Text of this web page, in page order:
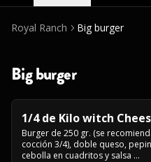
Royal Ranch Big burger
Big burger
1/4 de Kilo witch
Burger de 250 gr. (se
cocción 3/4), doble queso,
cebolla en cuadritos y salsa